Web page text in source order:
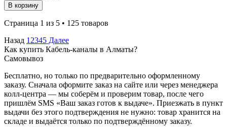
В корзину
Страница 1 из 5 • 125 товаров
Назад 1 2345 Далее
Как купить Кабель-каналы в Алматы?
Самовывоз
Бесплатно, но только по предварительно оформленному
заказу. Сначала оформите заказ на сайте или через менеджера
колл-центра — мы соберём и проверим товар, после чего
пришлём SMS «Ваш заказ готов к выдаче». Приезжать в пункт
выдачи без этого подтверждения не нужно: товар хранится на
складе и выдаётся только по подтверждённому заказу.